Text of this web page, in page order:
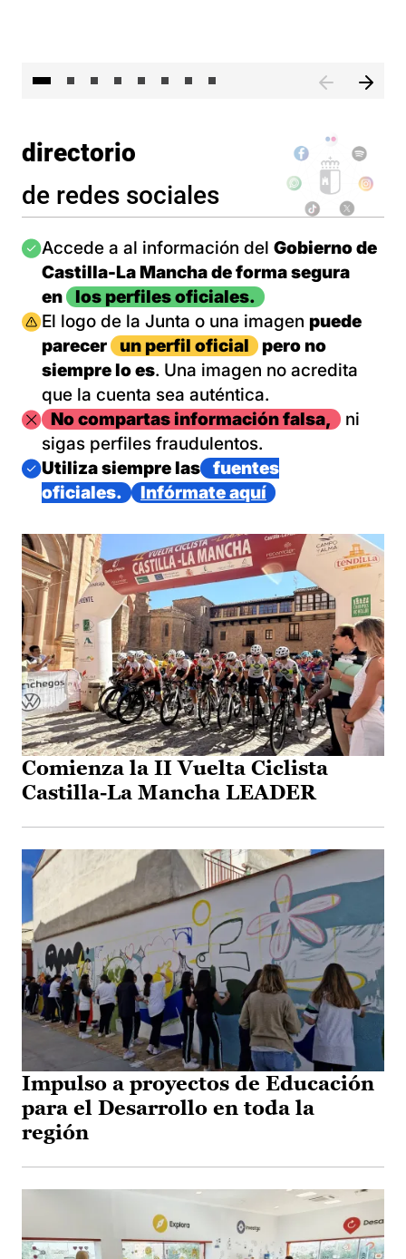
directorio
de redes sociales
Imagen
Accede a al información del Gobierno de
Castilla-La Mancha de forma segura
en
los perfiles oficiales.
Imagen
El logo de la Junta o una imagen puede
parecer
un perfil oficial
pero no
siempre lo es. Una imagen no acredita
que la cuenta sea auténtica.
ImagenNo compartas información falsa,
ni
sigas perfiles fraudulentos.
Imagen
Utiliza siempre las
fuentes
oficiales.
Infórmate aquí
Comienza la II Vuelta Ciclista
Castilla-La Mancha LEADER
Impulso a proyectos de Educación
para el Desarrollo en toda la
región